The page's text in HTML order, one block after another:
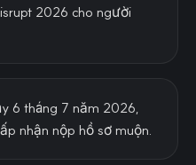
2026 cho người
6 tháng 7 năm 2026,
nhận nộp hồ sơ muộn.